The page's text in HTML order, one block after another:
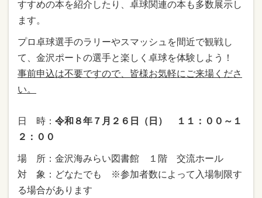
すすめの本を紹介したり、卓球関連の本も多数展示し
ます。
プロ卓球選手のラリーやスマッシュを間近で観戦し
て、金沢ポートの選手と楽しく卓球を体験しよう！
事前申込は不要ですので、皆様お気軽にご来場くださ
い。
日 時： 令和８年７月２６日（日）
１１：００～１
２：００
場 所：金沢海みらい図書館 １階 交流ホール
対 象：どなたでも ※参加者数によって入場制限す
る場合があります